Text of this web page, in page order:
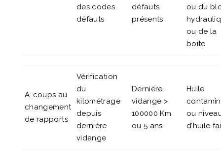
des codes
défauts
défauts
présents
ou du
ou de la
boîte
A-coups au
changement
de rapports
Vérification
du
kilométrage
depuis
dernière
vidange
Dernière
vidange >
100000 Km
ou 5 ans
Huile
ou
d’huile